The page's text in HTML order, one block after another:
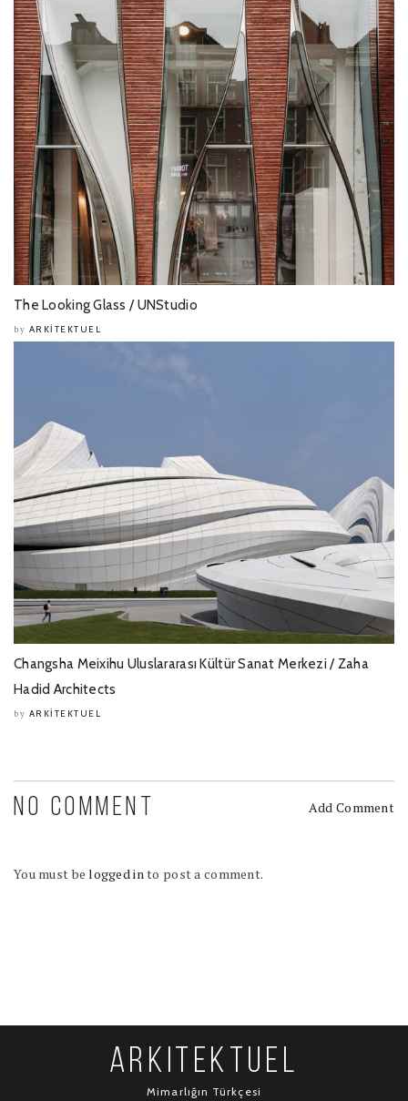
The Looking Glass / UNStudio
by ARKITEKTUEL
Changsha Meixihu Uluslararası Kültür Sanat Merkezi / Zaha
Hadid Architects
by ARKITEKTUEL
NO COMMENT Add Comment
You must belogged in to post a comment.
ARKITEKTUEL
Mimarlığın Türkçesi